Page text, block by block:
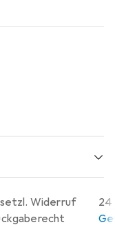
Widerruf
24